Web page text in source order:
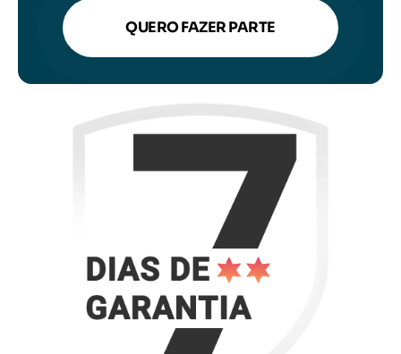
QUERO FAZER PARTE